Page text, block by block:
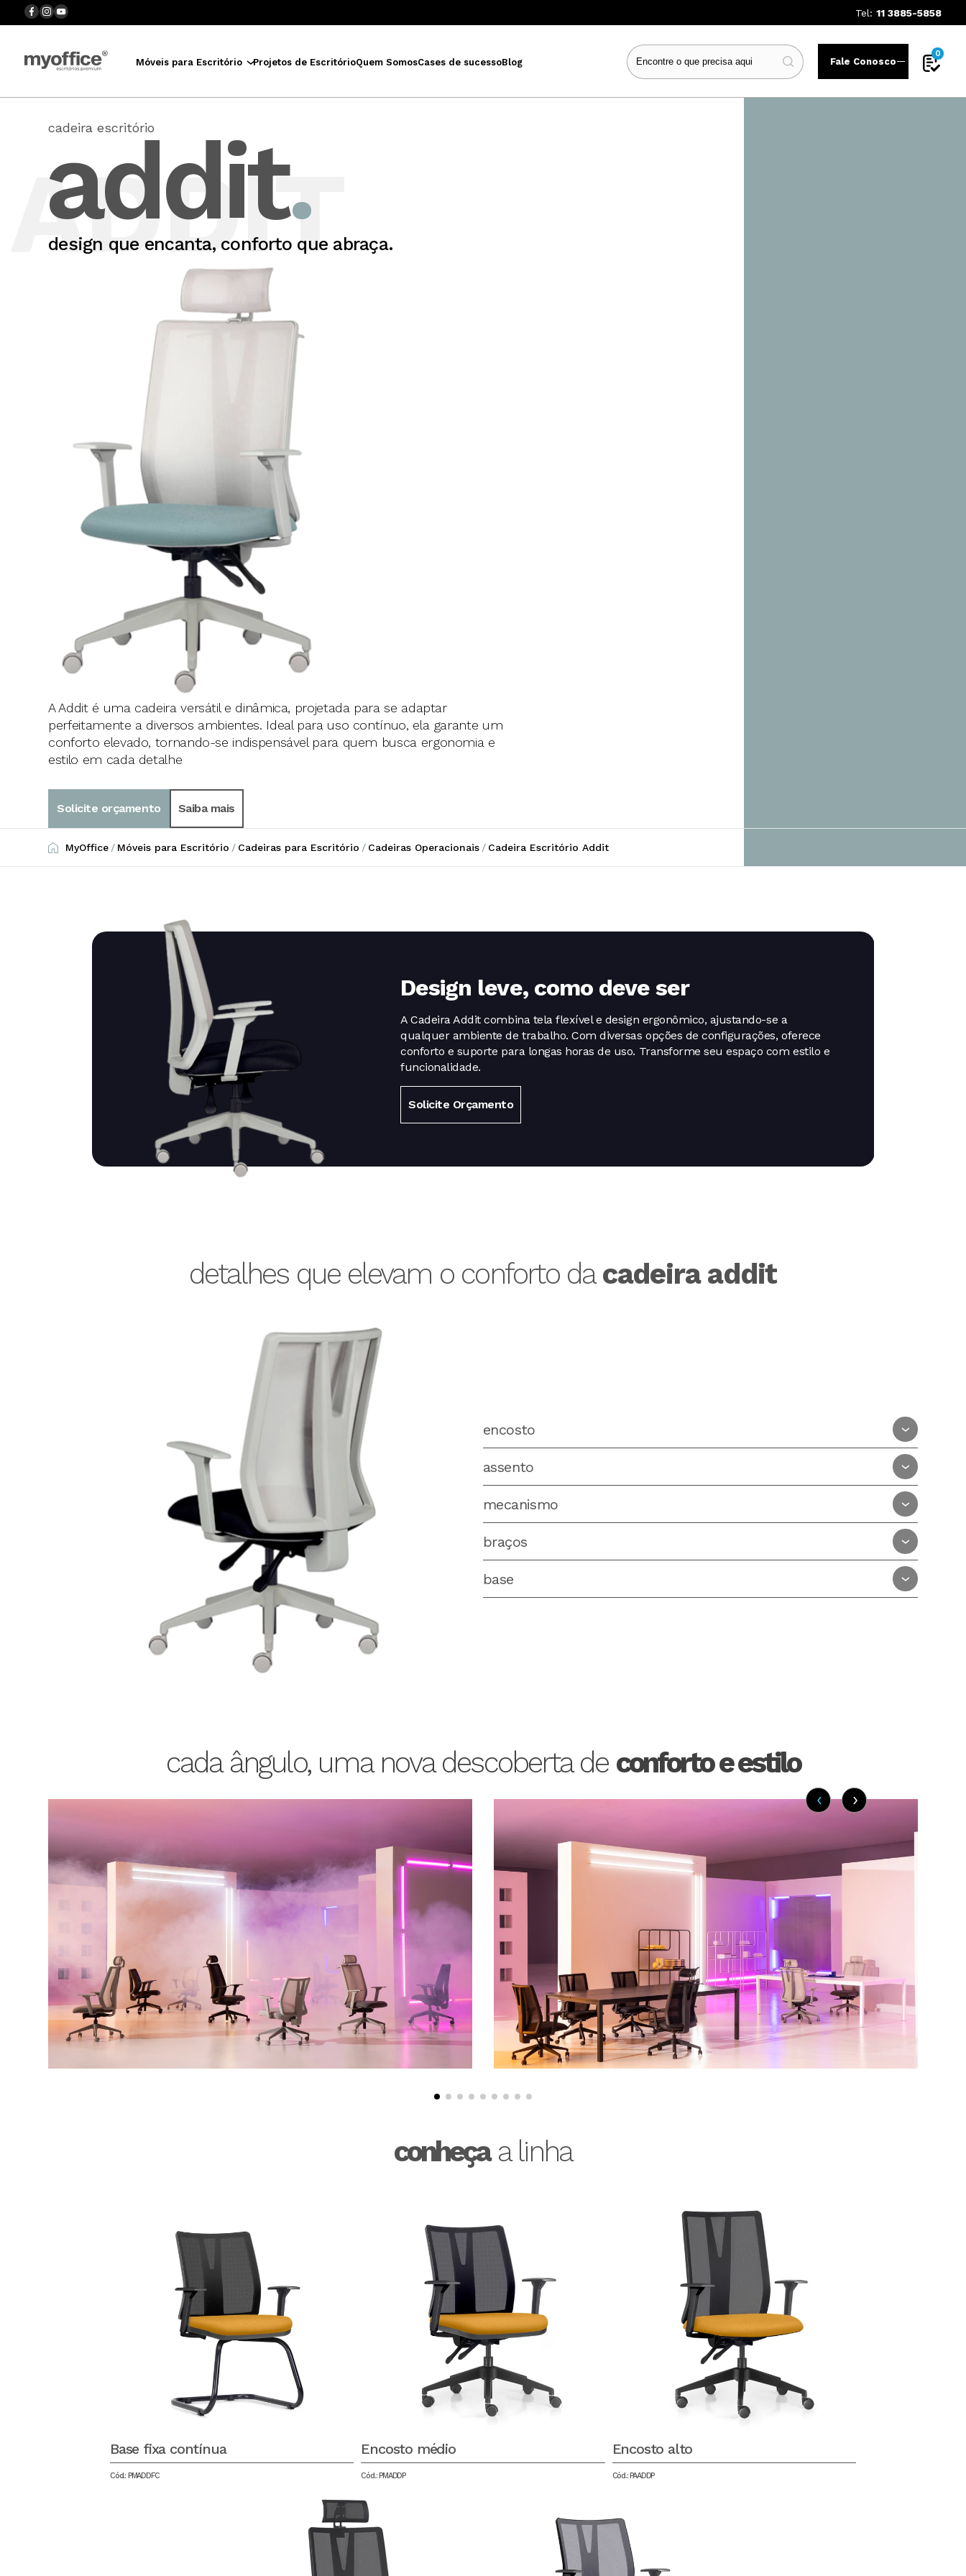
Tel:11 3885-5858
Móveis para Escritório Projetos de EscritórioQuem SomosCases de sucessoBlog Fale Conosco
0
ADDIT
cadeira escritório
addit.
design que encanta, conforto que abraça.
A Addit é uma cadeira versátil e dinâmica, projetada para se adaptar
perfeitamente a diversos ambientes. Ideal para uso contínuo, ela garante um
conforto elevado, tornando-se indispensável para quem busca ergonomia e
estilo em cada detalhe
Solicite orçamento Saiba mais
MyOffice / Móveis para Escritório / Cadeiras para Escritório / Cadeiras Operacionais / Cadeira Escritório Addit
Design leve, como deve ser
A Cadeira Addit combina tela flexível e design ergonômico, ajustando-se a
qualquer ambiente de trabalho. Com diversas opções de configurações, oferece
conforto e suporte para longas horas de uso. Transforme seu espaço com estilo e
funcionalidade.
Solicite Orçamento
detalhes que elevam o conforto dacadeira addit
encosto
assento
mecanismo
braços
base
cada ângulo, uma nova descoberta de conforto e estilo
conheçaa linha
Base fixa contínua
Cód.: PMADDFC
Encosto médio
Cód.: PMADDP
Encosto alto
Cód.: PAADDP